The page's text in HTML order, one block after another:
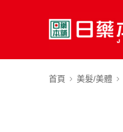
首頁 美髮/美體